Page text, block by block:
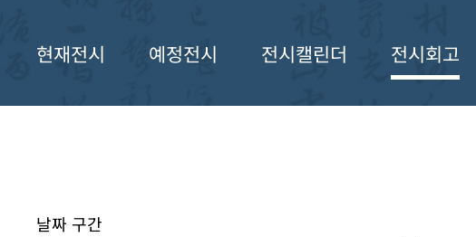
현재전시 예정전시 전시캘린더 전시회고
날짜 구간